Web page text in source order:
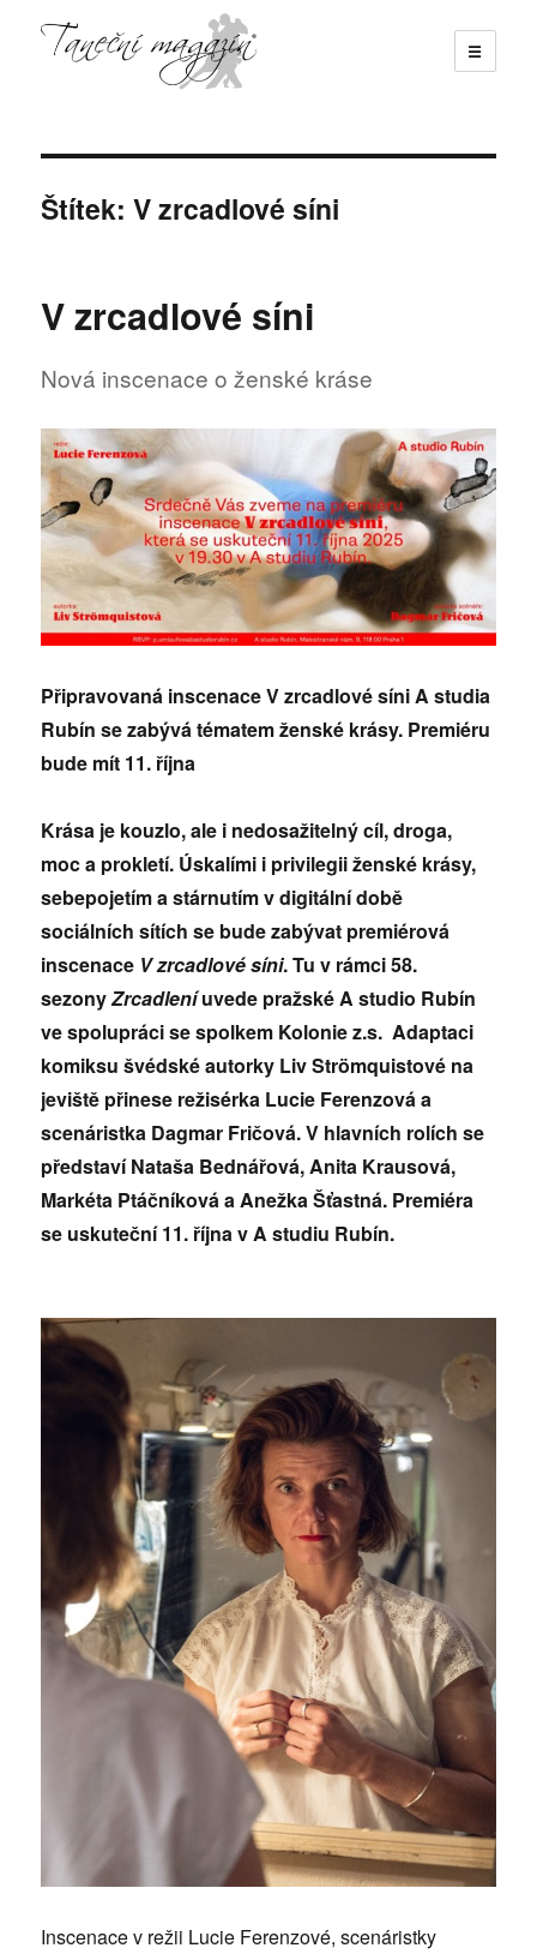
☰
Štítek:V zrcadlové síni
V zrcadlové síni
Nová inscenace o ženské kráse
Připravovaná inscenace V zrcadlové síni A studia
Rubín se zabývá tématem ženské krásy. Premiéru
bude mít 11. října
Krása je kouzlo, ale i nedosažitelný cíl, droga,
moc a prokletí. Úskalími i privilegii ženské krásy,
sebepojetím a stárnutím v digitální době
sociálních sítích se bude zabývat premiérová
inscenace V zrcadlové síni. Tu v rámci 58.
sezonyZrcadleníuvede pražské A studio Rubín
ve spolupráci se spolkem Kolonie z.s. Adaptaci
komiksu švédské autorky Liv Strömquistové na
jeviště přinese režisérka Lucie Ferenzová a
scenáristka Dagmar Fričová. V hlavních rolích se
představí Nataša Bednářová, Anita Krausová,
Markéta Ptáčníková a Anežka Šťastná. Premiéra
se uskuteční 11. října v A studiu Rubín.
Inscenace v režii Lucie Ferenzové, scenáristky